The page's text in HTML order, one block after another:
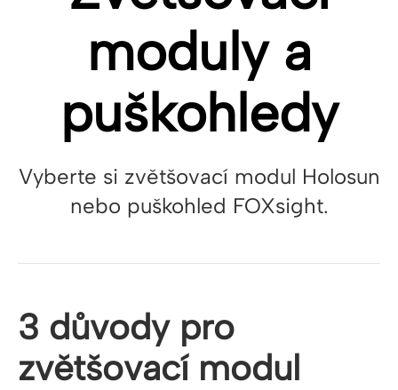
moduly a
puškohledy
Vyberte si zvětšovací modul Holosun
nebo puškohled FOXsight.
3 důvody pro
zvětšovací modul